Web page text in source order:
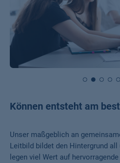
Können entsteht am
Unser maßgeblich an
Leitbild bildet den Hintergrund all
legen viel Wert auf